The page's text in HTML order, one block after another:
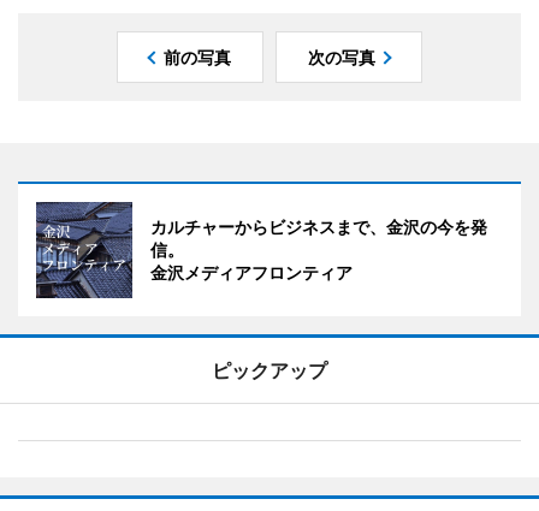
前の写真 次の写真
カルチャーからビジネスまで、金沢の今を発
信。
金沢メディアフロンティア
ピックアップ